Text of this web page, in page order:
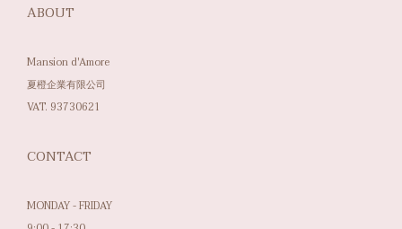
ABOUT
Mansion d'Amore
夏橙企業有限公司
VAT. 93730621
CONTACT
MONDAY - FRIDAY